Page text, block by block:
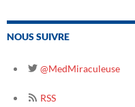
NOUS SUIVRE
@MedMiraculeuse
RSS